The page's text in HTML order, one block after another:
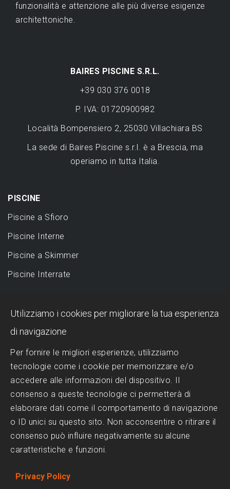
funzionalità e attenzione alle più diverse esigenze
architettoniche.
BAIRES PISCINE S.R.L.
+39 030 376 0018
P. IVA: 01720900982
Località Bompensiero 2, 25030 Villachiara BS
La sede di Baires Piscine s.r.l. è a Brescia, ma
operiamo in tutta Italia.
PISCINE
Piscine a Sfioro
Piscine Interne
Piscine a Skimmer
Piscine Interrate
DESIGN
Piscina a sfioro: perché sceglierla?
Progettazione Piscine
Realizzazione Piscine
Trattamenti dell'acqua
SOCIAL MEDIA
Instagram
Utilizziamo i cookies per migliorare la tua esperienza
di navigazione
Per fornire le migliori esperienze, utilizziamo
tecnologie come i cookie per memorizzare e/o
accedere alle informazioni del dispositivo. Il
consenso a queste tecnologie ci permetterà di
elaborare dati come il comportamento di navigazione
o ID unici su questo sito. Non acconsentire o ritirare il
consenso può influire negativamente su alcune
caratteristiche e funzioni.
Privacy Policy